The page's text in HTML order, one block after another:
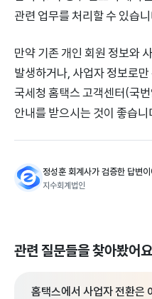
관련 업무를 처리할 수 있습
만약 기존 개인 회원 정보와
발생하거나, 사업자 정보로
국세청 홈택스 고객센터(국
안내를 받으시는 것이 좋습니
정성훈 회계사가 검증한 답변
지수회계법인
관련 질문들을 찾아봤어요
홈택스에서 사업자 전환은